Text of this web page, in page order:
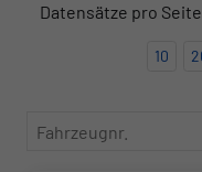
Datensätze pro
10
Fahrzeugnr.